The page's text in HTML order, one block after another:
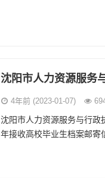
沈阳市人力资源服务
4年前 (2023-01-07)
沈阳市人力资源服务与行政
年接收高校毕业生档案邮寄